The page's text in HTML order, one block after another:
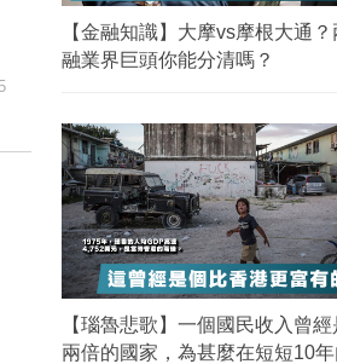
【金融知識】大摩vs摩根大通
融業界巨頭你能分清嗎？
【瑙魯悲歌】一個國民收入曾
兩倍的國家，為甚麼在短短10